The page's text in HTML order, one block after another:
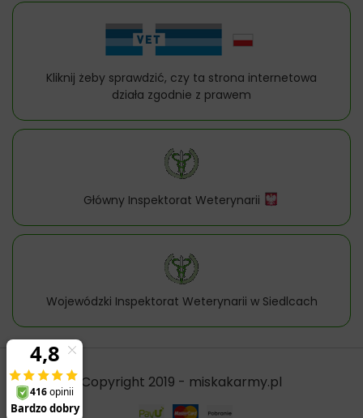
Kliknij żeby sprawdzić, czy ta strona internetowa
działa zgodnie z prawem
Główny Inspektorat Weterynarii
Wojewódzki Inspektorat Weterynarii w Siedlcach
Copyright 2019 - miskakarmy.pl